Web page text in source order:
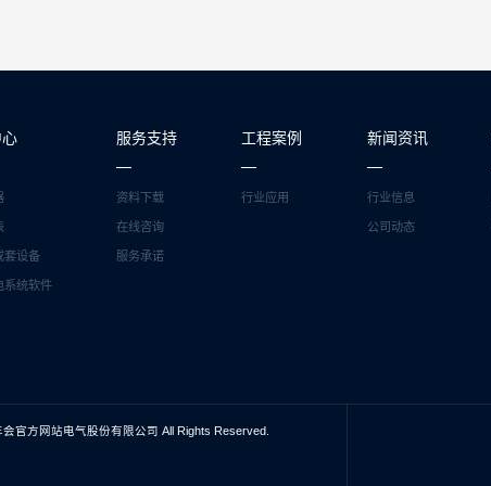
套设备
系统软件
服务支持
资料下载
在线咨询
服务承诺
工程案例
行业应用
新闻资讯
行业信息
公司动态
官方网站电气股份有限公司 All Rights Reserved.